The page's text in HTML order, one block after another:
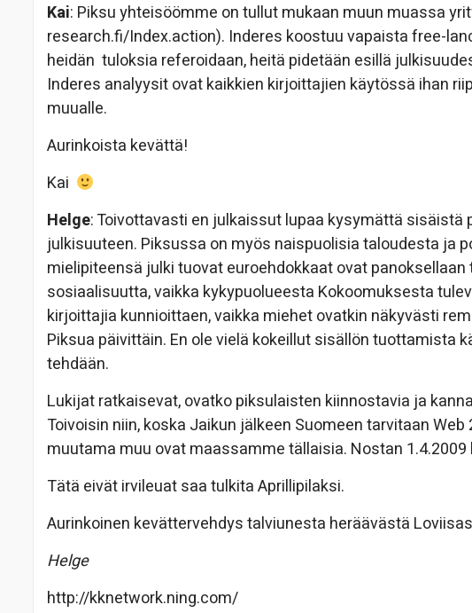
Kai: Piksu yhteisöömme on tullut mukaan muun muassa
research.fi/Index.action). Inderes koostuu vapaista free-
heidän tuloksia referoidaan, heitä pidetään esillä
Inderes analyysit ovat kaikkien kirjoittajien käytössä ihan
muualle.
Aurinkoista kevättä!
Kai
Helge: Toivottavasti en julkaissut lupaa kysymättä
julkisuuteen. Piksussa on myös naispuolisia taloudesta ja
mielipiteensä julki tuovat euroehdokkaat ovat
sosiaalisuutta, vaikka kykypuolueesta Kokoomuksesta
kirjoittajia kunnioittaen, vaikka miehet ovatkin näkyvästi
Piksua päivittäin. En ole vielä kokeillut sisällön tuottamista
tehdään.
Lukijat ratkaisevat, ovatko piksulaisten kiinnostavia ja
Toivoisin niin, koska Jaikun jälkeen Suomeen tarvitaan
muutama muu ovat maassamme tällaisia. Nostan 1.4.2009
Tätä eivät irvileuat saa tulkita Aprillipilaksi.
Aurinkoinen kevättervehdys talviunesta heräävästä
Helge
http://kknetwork.ning.com/